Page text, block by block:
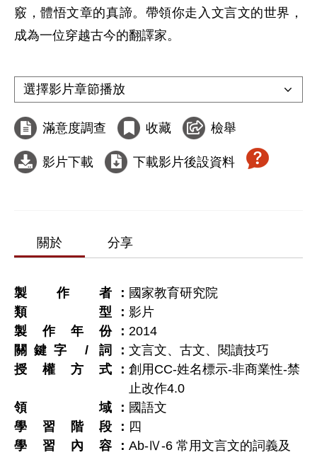
竅，體悟文章的真諦。帶領你走入文言文的世界，
成為一位穿越古今的翻譯家。
滿意度調查 收藏 檢舉
影片下載 下載影片後設資料
關於 分享
製作者
國家教育研究院
類型
影片
製作年份
2014
關鍵字 / 詞
文言文、古文、閱讀技巧
授權方式
創用CC-姓名標示-非商業性-禁
止改作4.0
領域
國語文
學習階段
四
學習內容
Ab-Ⅳ-6 常用文言文的詞義及